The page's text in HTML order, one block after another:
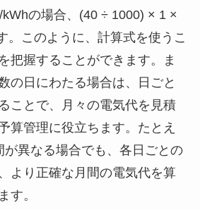
の場合、(40 ÷ 1000) × 1 ×
。このように、計算式を使うこ
把握することができます。ま
の日にわたる場合は、日ごと
ことで、月々の電気代を見積
算管理に役立ちます。たとえ
が異なる場合でも、各日ごとの
より正確な月間の電気代を算
す。